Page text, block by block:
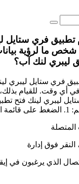
فري ستايل
شخص ما لرؤية
ليبري لنك آب؟
فري ستايل ليبري
أي وقت. للقيام
ليبري لينك فتح
الذي يرغبون في